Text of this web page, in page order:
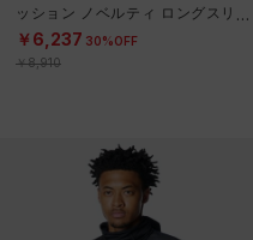
ッション ノベルティ ロングスリー
ブ モックネック シャツ（トレーニ
ング/
￥6,237 30%OFF
￥8,910